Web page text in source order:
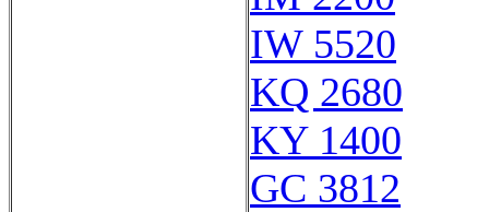
IW 5520
KQ 2680
KY 1400
GC 3812